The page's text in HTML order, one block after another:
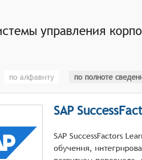
обучением должна
управления
по алфавиту по полноте
SAP
SAP SuccessFactors
обучения,